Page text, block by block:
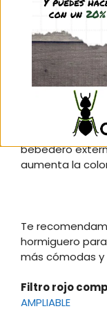
para poder ir
a medida que
Este
con
La seta
necesaria y
siempre es
bebedero
aumenta la
Te
hormiguero
más cómodas y
Filtro rojo
AMPLIABLE